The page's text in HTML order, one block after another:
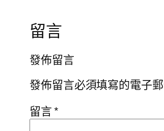
留言
發佈留言
發佈留言必須填寫的電子
留言*